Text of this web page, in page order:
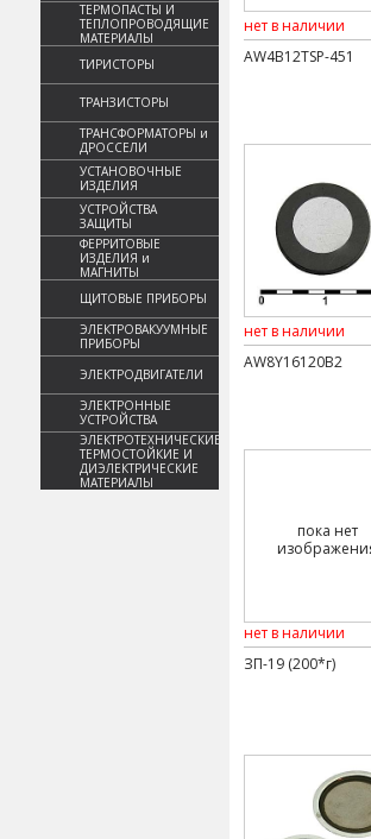
ТЕРМОПАСТЫ И
ТЕПЛОПРОВОДЯЩИЕ
МАТЕРИАЛЫ
ТИРИСТОРЫ
ТРАНЗИСТОРЫ
ТРАНСФОРМАТОРЫ и
ДРОССЕЛИ
УСТАНОВОЧНЫЕ
ИЗДЕЛИЯ
УСТРОЙСТВА
ЗАЩИТЫ
ФЕРРИТОВЫЕ
ИЗДЕЛИЯ и
МАГНИТЫ
ЩИТОВЫЕ ПРИБОРЫ
ЭЛЕКТРОВАКУУМНЫЕ
ПРИБОРЫ
ЭЛЕКТРОДВИГАТЕЛИ
ЭЛЕКТРОННЫЕ
УСТРОЙСТВА
ЭЛЕКТРОТЕХНИЧЕСКИЕ,
ТЕРМОСТОЙКИЕ И
ДИЭЛЕКТРИЧЕСКИЕ
МАТЕРИАЛЫ
нет в наличии
AW4B12TSP-451
нет в наличии
AW8Y16120B2
пока нет
нет в наличии
ЗП-19 (200*г)